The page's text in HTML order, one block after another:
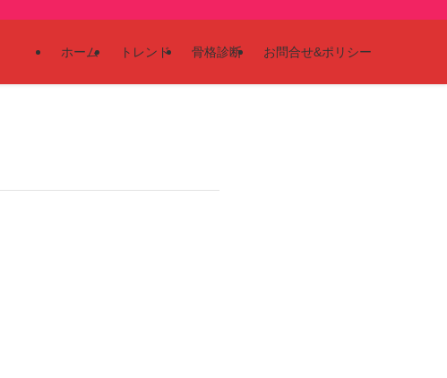
ホーム トレンド 骨格診断 お問合せ&ポリシー